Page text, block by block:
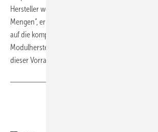
Hersteller weniger produziert, benötigt er auch
Mengen“, erklärt er. „So schlägt die Reduktion der
auf die komplette Lieferkette durch.“ Zudem
Modulhersteller in China immer noch Ware aus
dieser Vorrat geht langsam zur Neige.